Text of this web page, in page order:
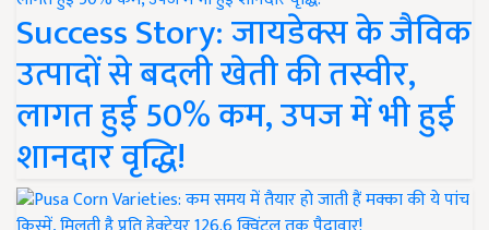
Success Story: जायडेक्स के जैविक
उत्पादों से बदली खेती की तस्वीर,
लागत हुई 50% कम, उपज में भी हुई
शानदार वृद्धि!